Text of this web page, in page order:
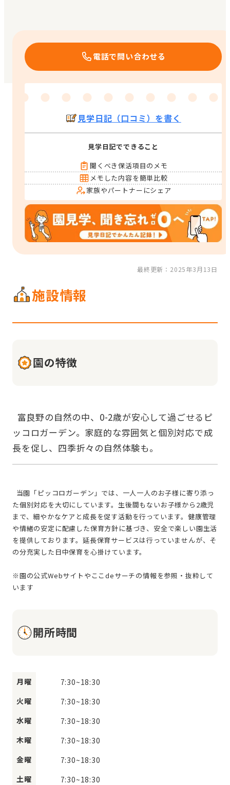
電話で問い合わせる
見学日記（口コミ）を書く
見学日記でできること
聞くべき保活項目のメモ
メモした内容を簡単比較
家族やパートナーにシェア
最終更新：2025年3月13日
施設情報
園の特徴
ッコロガーデン。家庭的な雰囲気と個別対応で成
た個別対応を大切にしています。生後間もないお子様から2歳児
まで、細やかなケアと成長を促す活動を行っています。健康管理
や情緒の安定に配慮した保育方針に基づき、安全で楽しい園生活
を提供しております。延長保育サービスは行っていませんが、そ
の分充実した日中保育を心掛けています。
※園の公式Webサイトやここdeサーチの情報を参照・抜粋して
開所時間
月曜 7:30~18:30
火曜
7:30~18:30
水曜
7:30~18:30
木曜
7:30~18:30
金曜
7:30~18:30
土曜
7:30~18:30